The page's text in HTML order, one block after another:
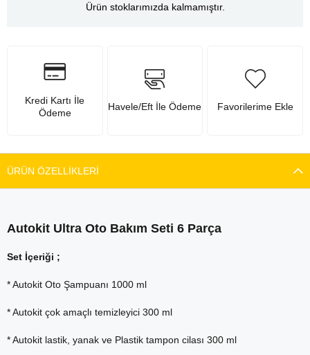
Ürün stoklarımızda kalmamıştır.
Kredi Kartı İle
Ödeme
Havele/Eft İle Ödeme Favorilerime Ekle
ÜRÜN ÖZELLIKLERI
Autokit Ultra Oto Bakım Seti 6 Parça
Set İçeriği ;
* Autokit Oto Şampuanı 1000 ml
* Autokit çok amaçlı temizleyici 300 ml
* Autokit lastik, yanak ve Plastik tampon cilası 300 ml